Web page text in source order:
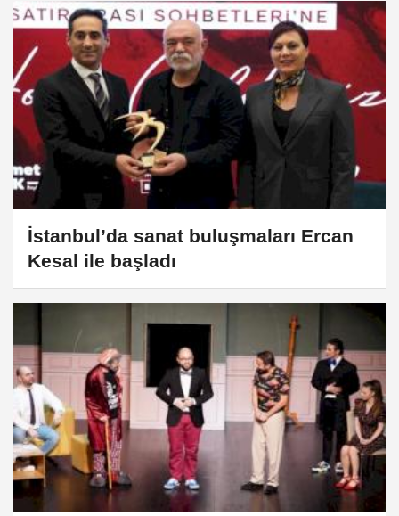
İstanbul’da sanat buluşmaları Ercan
Kesal ile başladı